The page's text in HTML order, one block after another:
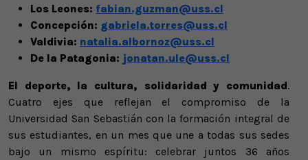
Los Leones: fabian.guzman@uss.cl
Concepción: gabriela.torres@uss.cl
Valdivia: natalia.albornoz@uss.cl
De la Patagonia: jonatan.ule@uss.cl
El deporte, la cultura, solidaridad y comunidad.
Cuatro ejes que reflejan el compromiso de la
Universidad San Sebastián con la formación integral de
sus estudiantes, en un mes que une a todas sus sedes
bajo un mismo espíritu: celebrar juntos 36 años